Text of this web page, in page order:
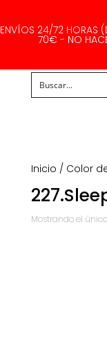
ENVÍOS 24/72 HORAS
70€ - NO
Inicio / Color
Mostrando el